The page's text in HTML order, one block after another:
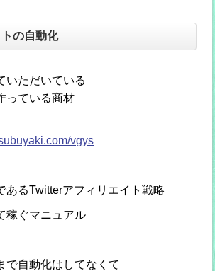
の自動化
いただいている
っている商材
vgys
あるTwitterアフィリエイト戦略
稼ぐマニュアル
で自動化はしてなくて